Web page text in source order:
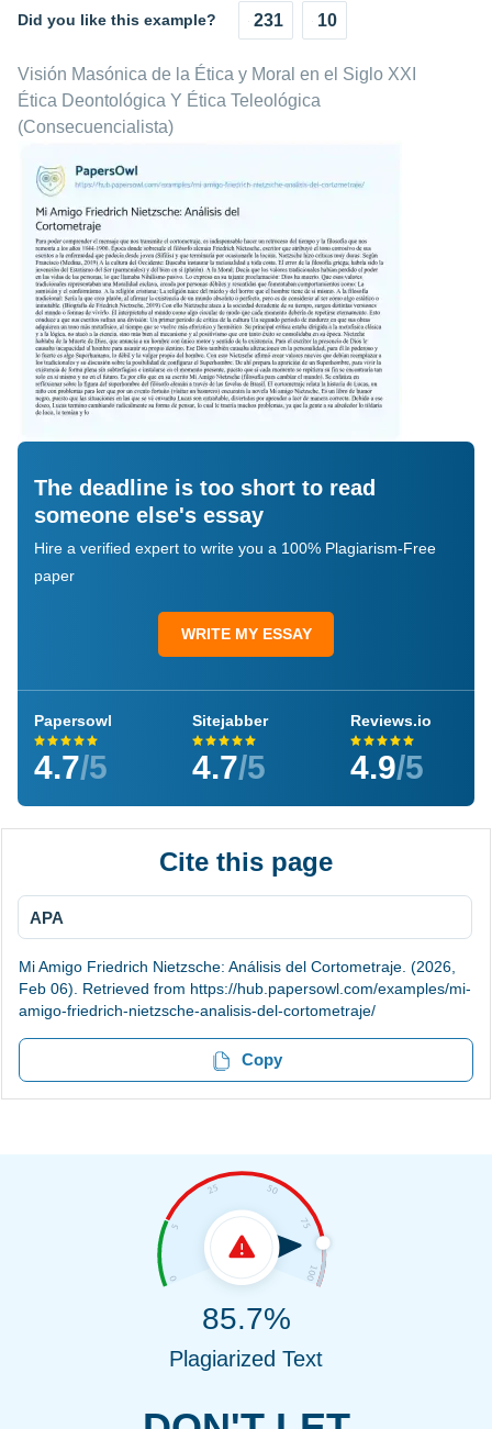
Did you like this example? 231 10
Visión Masónica de la Ética y Moral en el Siglo XXI
Ética Deontológica Y Ética Teleológica
(Consecuencialista)
The deadline is too short to read
someone else's essay
Hire a verified expert to write you a 100% Plagiarism-Free
paper
WRITE MY ESSAY
Papersowl
4.7/5
Sitejabber
4.7/5
Reviews.io
4.9/5
Cite this page
APA
Mi Amigo Friedrich Nietzsche: Análisis del Cortometraje. (2026,
Feb 06). Retrieved from https://hub.papersowl.com/examples/mi-
amigo-friedrich-nietzsche-analisis-del-cortometraje/
Copy
85.7%
Plagiarized Text